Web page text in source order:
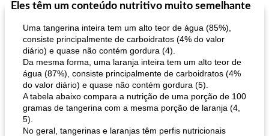
1470 min
Feriados e Eventos
queijo festivo mergulho 'slaw'
25min
Punch Beverage
Eles têm um conteúdo nutritivo muito semelhante
Uma tangerina inteira tem um alto teor de água (85%),
consiste principalmente de carboidratos (4% do valor
diário) e quase não contém gordura (4).
Da mesma forma, uma laranja inteira tem um alto teor de
água (87%), consiste principalmente de carboidratos (4%
do valor diário) e quase não contém gordura (5).
A tabela abaixo compara a nutrição de uma porção de 100
gramas de tangerina com a mesma porção de laranja (4,
5).
No geral, tangerinas e laranjas têm perfis nutricionais